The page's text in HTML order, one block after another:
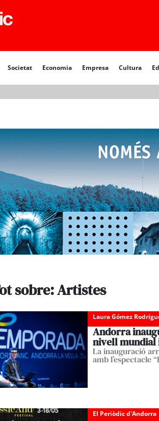
Societat Economia Empresa Cultura
sobre: Artistes
Laura Gómez
Andorra
nivell mundial
La inauguració
amb l’espectacle
El Periòdic d'Andorra